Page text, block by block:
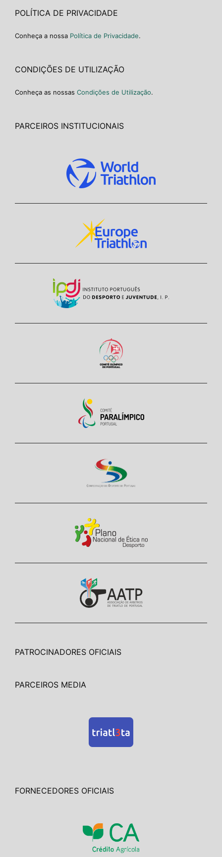
POLÍTICA DE PRIVACIDADE
Conheça a nossa Política de Privacidade.
CONDIÇÕES DE UTILIZAÇÃO
Conheça as nossas Condições de Utilização.
PARCEIROS INSTITUCIONAIS
PATROCINADORES OFICIAIS
PARCEIROS MEDIA
FORNECEDORES OFICIAIS